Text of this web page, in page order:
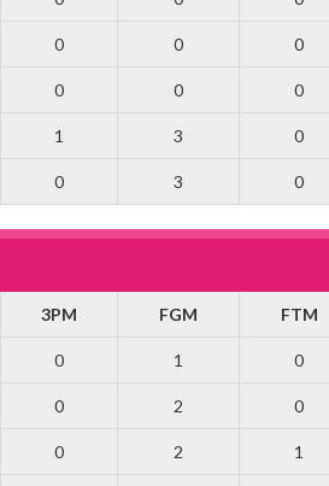
0 0 0
0 0 0
1 3 0
0 3 0
3PM FGM FTM
0 1 0
0 2 0
0 2 1